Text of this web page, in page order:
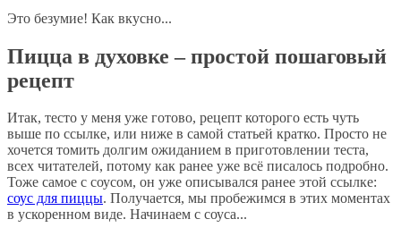
Это безумие! Как вкусно...
Пицца в духовке – простой пошаговый
рецепт
Итак, тесто у меня уже готово, рецепт которого есть чуть
выше по ссылке, или ниже в самой статьей кратко. Просто не
хочется томить долгим ожиданием в приготовлении теста,
всех читателей, потому как ранее уже всё писалось подробно.
Тоже самое с соусом, он уже описывался ранее этой ссылке:
соус для пиццы. Получается, мы пробежимся в этих моментах
в ускоренном виде. Начинаем с соуса...